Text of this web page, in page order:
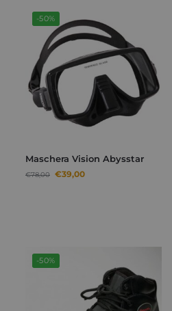
-50%
Maschera Vision Abysstar
€78,00 €39,00
-50%